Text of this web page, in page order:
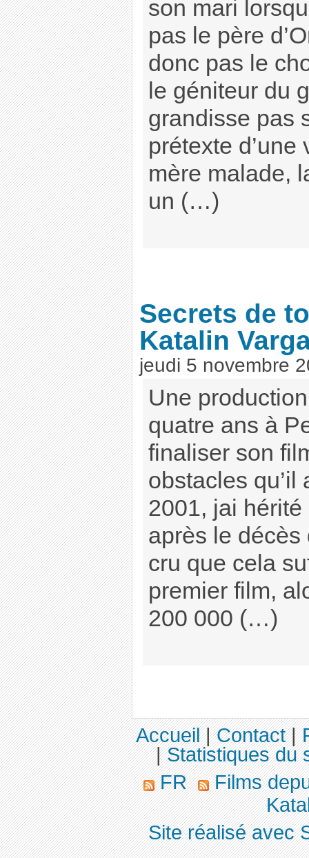
son mari
pas le père
donc pas le
le géniteur du
grandisse pas
prétexte
mère malade,
un (…)
Secrets de
Katalin
jeudi 5 novembre
Une
quatre ans à
finaliser son
obstacles qu’il
2001, jai
après le décès
cru que cela
premier film,
200 000 (…)
Accueil|Contact|
|Statistiques du
FR
Films
Site réalisé avec